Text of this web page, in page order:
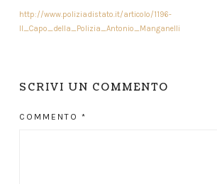
http://www.poliziadistato.it/articolo/1196-
Il_Capo_della_Polizia_Antonio_Manganelli
SCRIVI UN COMMENTO
COMMENTO *